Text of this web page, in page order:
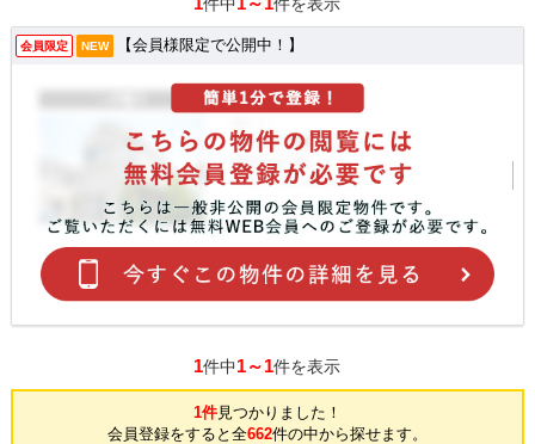
件中 件を表示
会員限定 NEW 【会員様限定で公開中！】
1件中1～1件を表示
1件見つかりました！
会員登録をすると全662件の中から探せます。